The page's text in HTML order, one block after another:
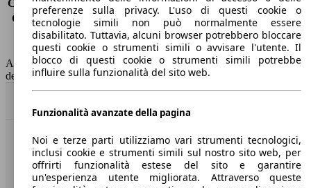
Consumo (extra-urbano) -
Consumo (combinato)*
Classe di emissione
nessuna connessione (0033)
Capacità del serbatoio
-
AutoScout24 non si assume alcuna responsabilità per la correttezza
dei dati.
Benvenuti su AutoScout24, il mercato auto europeo.
Società
preferenze sulla privacy. L'uso di questi cookie o
tecnologie simili non può normalmente essere
disabilitato. Tuttavia, alcuni browser potrebbero bloccare
questi cookie o strumenti simili o avvisare l'utente. Il
blocco di questi cookie o strumenti simili potrebbe
influire sulla funzionalità del sito web.
Funzionalità avanzate della pagina
Noi e terze parti utilizziamo vari strumenti tecnologici,
inclusi cookie e strumenti simili sul nostro sito web, per
offrirti funzionalità estese del sito e garantire
un'esperienza utente migliorata. Attraverso queste